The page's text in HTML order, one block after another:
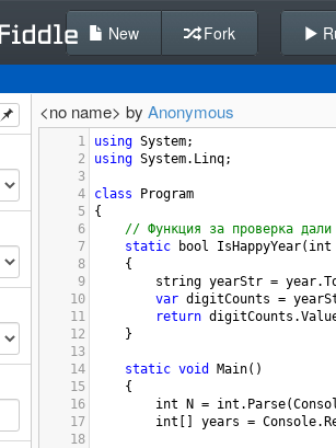
New Fork
<no name> by Anonymous
1 using System;
2
using System. Linq;
3
4
class
Program
5
{
6
// Функция за проверка дали
7
static bool IsHappyYear( int
8
    {
9
string yearStr = year.
10
var digitCounts =
11
return digitCounts .
12
    }
13
14
static void Main()
15
    {
16
int N = int . Parse(
17
int years = Console.
18